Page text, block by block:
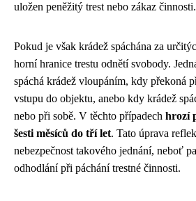
uložen peněžitý trest nebo zákaz činnosti.
Pokud je však krádež spáchána za
horní hranice trestu odnětí svobody.
spáchá krádež vloupáním, kdy překoná
vstupu do objektu, anebo kdy krádež
nebo při sobě. V těchto případech hrozí
šesti měsíců do tří let. Tato úprava
nebezpečnost takového jednání, neboť
odhodlání při páchání trestné činnosti.